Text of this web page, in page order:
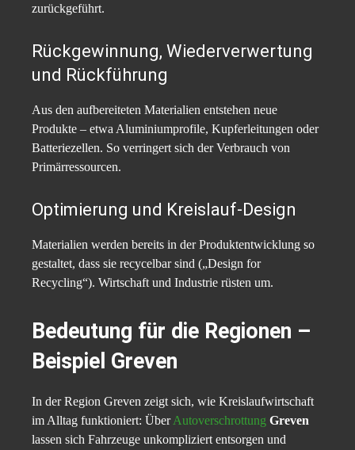
zurückgeführt.
Rückgewinnung, Wiederverwertung
und Rückführung
Aus den aufbereiteten Materialien entstehen neue
Produkte – etwa Aluminiumprofile, Kupferleitungen oder
Batteriezellen. So verringert sich der Verbrauch von
Primärressourcen.
Optimierung und Kreislauf-Design
Materialien werden bereits in der Produktentwicklung so
gestaltet, dass sie recycelbar sind („Design for
Recycling“). Wirtschaft und Industrie rüsten um.
Bedeutung für die Regionen –
Beispiel Greven
In der Region Greven zeigt sich, wie Kreislaufwirtschaft
im Alltag funktioniert: ÜberAutoverschrottung Greven
lassen sich Fahrzeuge unkompliziert entsorgen und